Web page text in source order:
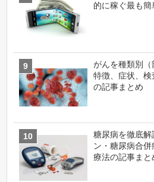
的に稼ぐ最も簡
がんを種類別
特徴、症状、
の記事まとめ
糖尿病を徹底解
ン・糖尿病合
療法の記事まと